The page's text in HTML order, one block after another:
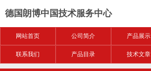
德国朗博中国技术服务中心
网站首页 公司简介 产品展示
联系我们 产品目录 技术文章